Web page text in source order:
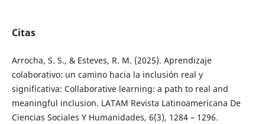
Citas
Arrocha, S. S., & Esteves, R. M. (2025). Aprendizaje
colaborativo: un camino hacia la inclusión real y
significativa: Collaborative learning: a path to real and
meaningful inclusion. LATAM Revista Latinoamericana De
Ciencias Sociales Y Humanidades, 6(3), 1284 – 1296.